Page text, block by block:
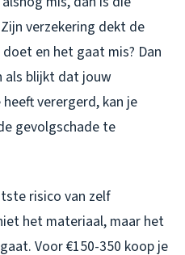
verzekering dekt de
en het gaat mis? Dan
als blijkt dat jouw
verergerd, kan je
gevolgschade te
risico van zelf
het materiaal, maar het
Voor €150-350 koop je